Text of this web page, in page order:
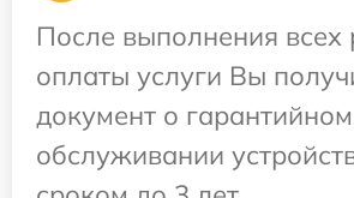
После выполнения всех
оплаты услуги Вы
документ о гарантийном
обслуживании